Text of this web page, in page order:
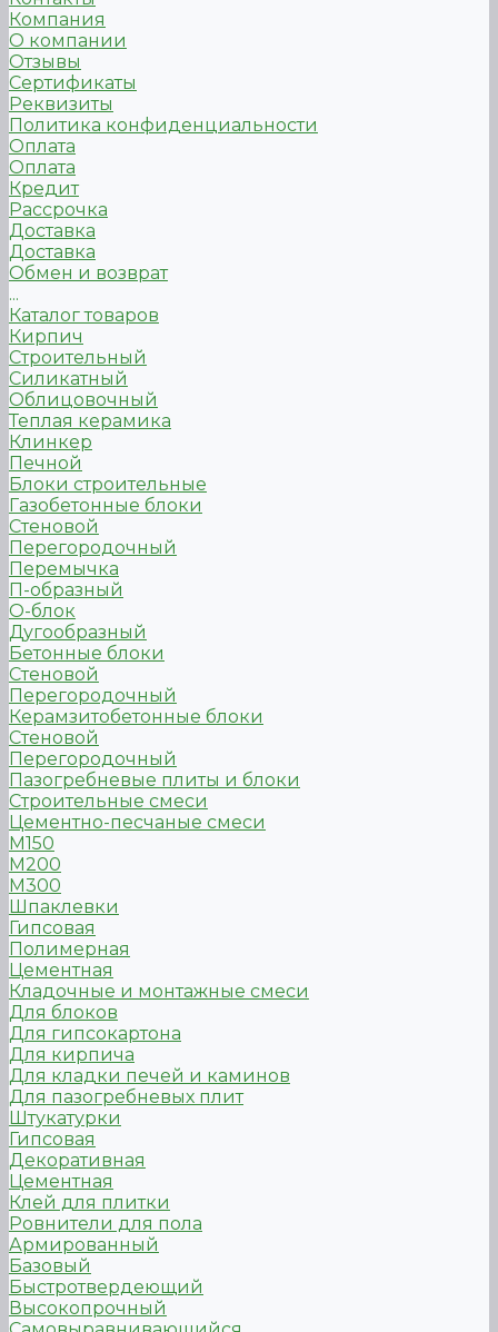
Компания
О компании
Отзывы
Сертификаты
Реквизиты
Политика конфиденциальности
Оплата
Оплата
Кредит
Рассрочка
Доставка
Доставка
Обмен и возврат
...
Каталог товаров
Кирпич
Строительный
Силикатный
Облицовочный
Теплая керамика
Клинкер
Печной
Блоки строительные
Газобетонные блоки
Стеновой
Перегородочный
Перемычка
П-образный
О-блок
Дугообразный
Бетонные блоки
Стеновой
Перегородочный
Керамзитобетонные блоки
Стеновой
Перегородочный
Пазогребневые плиты и блоки
Строительные смеси
Цементно-песчаные смеси
М150
М200
М300
Шпаклевки
Гипсовая
Полимерная
Цементная
Кладочные и монтажные смеси
Для блоков
Для гипсокартона
Для кирпича
Для кладки печей и каминов
Для пазогребневых плит
Штукатурки
Гипсовая
Декоративная
Цементная
Клей для плитки
Ровнители для пола
Армированный
Базовый
Быстротвердеющий
Высокопрочный